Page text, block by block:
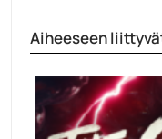
on tyylikäs...
Aiheeseen